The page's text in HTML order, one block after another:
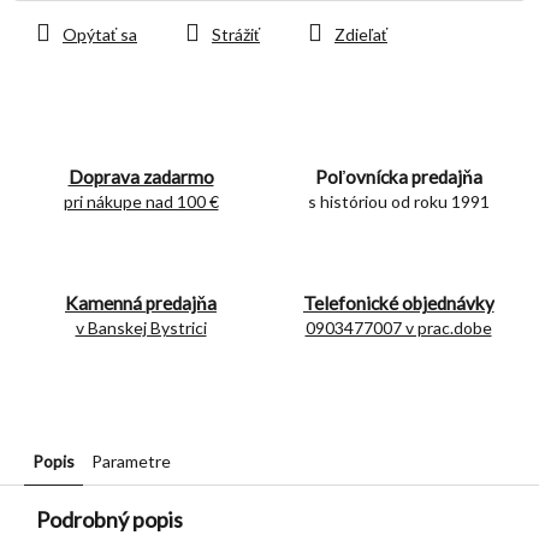
Doprava zadarmo
pri nákupe nad 100 €
Poľovnícka predajňa
s históriou od roku 1991
Kamenná predajňa
v Banskej Bystrici
Telefonické objednávky
0903477007 v prac.dobe
Opýtať sa Strážiť Zdieľať
Popis Parametre
Podrobný popis